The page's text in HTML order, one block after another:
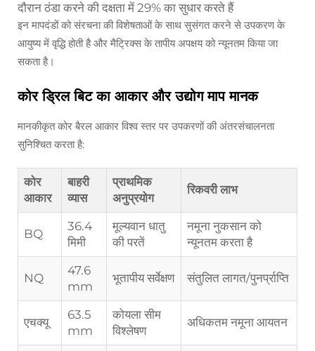
दौरान ठंडा करने की दक्षता में 29% का सुधार करते हैं
इन मापदंडों को संरचना की विशेषताओं के साथ सुसंगत करने से उपकरण के
आयुष्य में वृद्धि होती है और मैट्रिक्स के तापीय अपक्षय को न्यूनतम किया जा
सकता है।
कोर ड्रिल बिट का आकार और उद्योग माप मानक
मानकीकृत कोर बैरल आकार विश्व स्तर पर उपकरणों की अंतरसंचालनता
सुनिश्चित करता है:
कोर
आकार
बाहरी
व्यास
प्राथमिक
अनुप्रयोग
रिकवरी लाभ
BQ
36.4
मिमी
मूल्यवान धातु
की परतें
नमूना नुकसान को
न्यूनतम करता है
NQ
47.6
mm
भूतापीय सर्वेक्षण संतुलित लागत/पुनर्प्राप्ति
एचक्यू
63.5
mm
कोयला सीम
विश्लेषण
अधिकतम नमूना आयतन